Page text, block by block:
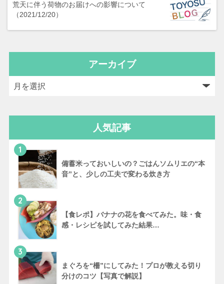
荒天に伴う荷物のお届けへの影響について
（2021/12/20）
アーカイブ
人気記事
1
備蓄米っておいしいの？ごはんソムリエの“本
音”と、少しの工夫で変わる炊き方
2
【食レポ】バナナの花を食べてみた。味・食
感・レシピを試してみた結果…
3
まぐろを“柵”にしてみた！プロが教える切り
分けのコツ【写真で解説】